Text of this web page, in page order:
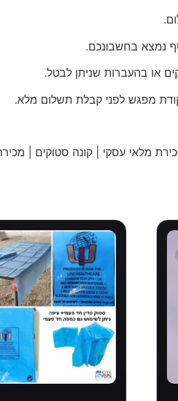
נמצא בחשבונכם.
או בהעברות שניתן לבטל.
מפגש לפני קבלת תשלום מלא.
מלאי עסקי | קונה סטוקים |